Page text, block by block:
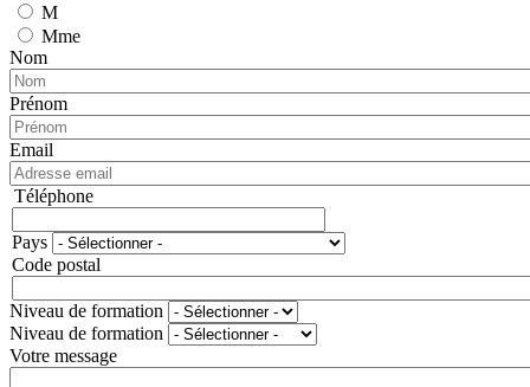
M
Mme
Nom
Prénom
Email
Téléphone
Adresse
Pays
Code postal
Niveau de formation
Niveau de formation
Votre message